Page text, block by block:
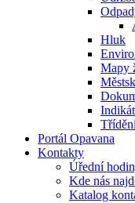
Hluk
Mapy
Portál Opavana
Kontakty
Úřední
Kde nás
Katalog